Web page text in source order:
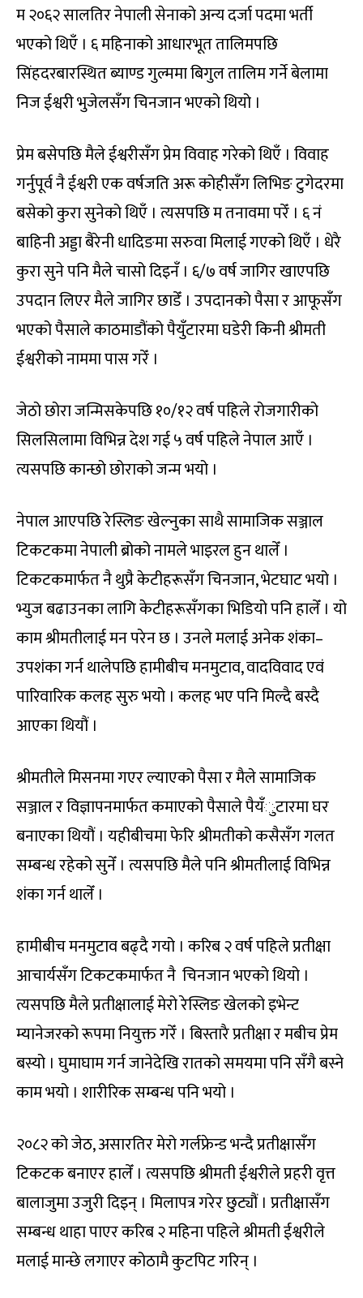
म २०६२ सालतिर नेपाली सेनाको अन्य दर्जा पदमा भर्ती
भएको थिएँ । ६ महिनाको आधारभूत तालिमपछि
सिंहदरबारस्थित ब्याण्ड गुल्ममा बिगुल तालिम गर्ने बेलामा
निज ईश्वरी भुजेलसँग चिनजान भएको थियो ।
प्रेम बसेपछि मैले ईश्वरीसँग प्रेम विवाह गरेको थिएँ । विवाह
गर्नुपूर्व नै ईश्वरी एक वर्षजति अरू कोहीसँग लिभिङ टुगेदरमा
बसेको कुरा सुनेको थिएँ । त्यसपछि म तनावमा परेँ । ६ नं
बाहिनी अड्डा बैरेनी धादिङमा सरुवा मिलाई गएको थिएँ । धेरै
कुरा सुने पनि मैले चासो दिइनँ । ६/७ वर्ष जागिर खाएपछि
उपदान लिएर मैले जागिर छाडेँ । उपदानको पैसा र आफूसँग
भएको पैसाले काठमाडौंको पैयुँटारमा घडेरी किनी श्रीमती
ईश्वरीको नाममा पास गरेँ ।
जेठो छोरा जन्मिसकेपछि १०/१२ वर्ष पहिले रोजगारीको
सिलसिलामा विभिन्न देश गई ५ वर्ष पहिले नेपाल आएँ ।
त्यसपछि कान्छो छोराको जन्म भयो ।
नेपाल आएपछि रेस्लिङ खेल्नुका साथै सामाजिक सञ्जाल
टिकटकमा नेपाली ब्रोको नामले भाइरल हुन थालेँ ।
टिकटकमार्फत नै थुप्रै केटीहरूसँग चिनजान, भेटघाट भयो ।
भ्युज बढाउनका लागि केटीहरूसँगका भिडियो पनि हालेँ । यो
काम श्रीमतीलाई मन परेन छ । उनले मलाई अनेक शंका–
उपशंका गर्न थालेपछि हामीबीच मनमुटाव, वादविवाद एवं
पारिवारिक कलह सुरु भयो । कलह भए पनि मिल्दै बस्दै
आएका थियौं ।
श्रीमतीले मिसनमा गएर ल्याएको पैसा र मैले सामाजिक
सञ्जाल र विज्ञापनमार्फत कमाएको पैसाले पैयँुटारमा घर
बनाएका थियौं । यहीबीचमा फेरि श्रीमतीको कसैसँग गलत
सम्बन्ध रहेको सुनेँ । त्यसपछि मैले पनि श्रीमतीलाई विभिन्न
शंका गर्न थालेँ ।
हामीबीच मनमुटाव बढ्दै गयो । करिब २ वर्ष पहिले प्रतीक्षा
आचार्यसँग टिकटकमार्फत नै चिनजान भएको थियो ।
त्यसपछि मैले प्रतीक्षालाई मेरो रेस्लिङ खेलको इभेन्ट
म्यानेजरको रूपमा नियुक्त गरेँ । बिस्तारै प्रतीक्षा र मबीच प्रेम
बस्यो । घुमाघाम गर्न जानेदेखि रातको समयमा पनि सँगै बस्ने
काम भयो । शारीरिक सम्बन्ध पनि भयो ।
२०८२ को जेठ, असारतिर मेरो गर्लफ्रेन्ड भन्दै प्रतीक्षासँग
टिकटक बनाएर हालेँ । त्यसपछि श्रीमती ईश्वरीले प्रहरी वृत्त
बालाजुमा उजुरी दिइन् । मिलापत्र गरेर छुट्यौं । प्रतीक्षासँग
सम्बन्ध थाहा पाएर करिब २ महिना पहिले श्रीमती ईश्वरीले
मलाई मान्छे लगाएर कोठामै कुटपिट गरिन् ।